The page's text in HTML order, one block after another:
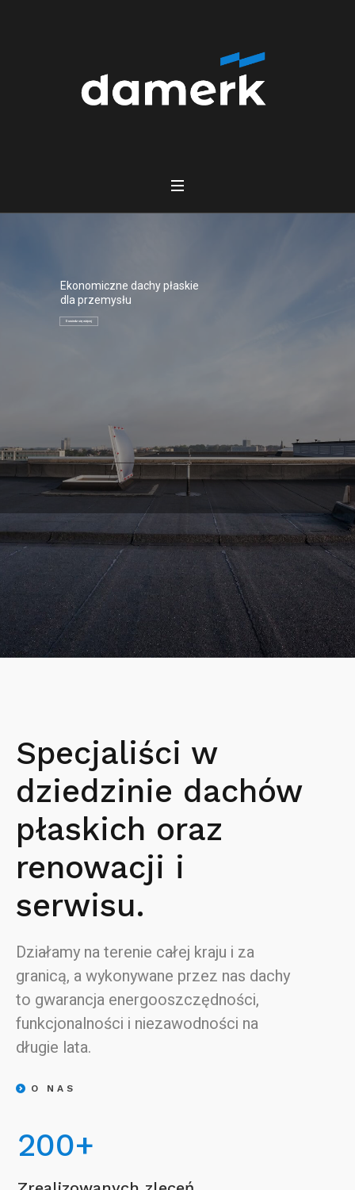
Ekonomiczne dachy płaskie
dla przemysłu
Dowiedz się więcej
Specjaliści w
dziedzinie dachów
płaskich oraz
renowacji i
serwisu.
Działamy na terenie całej kraju i za
granicą, a wykonywane przez nas dachy
to gwarancja energooszczędności,
funkcjonalności i niezawodności na
długie lata.
O NAS
200+